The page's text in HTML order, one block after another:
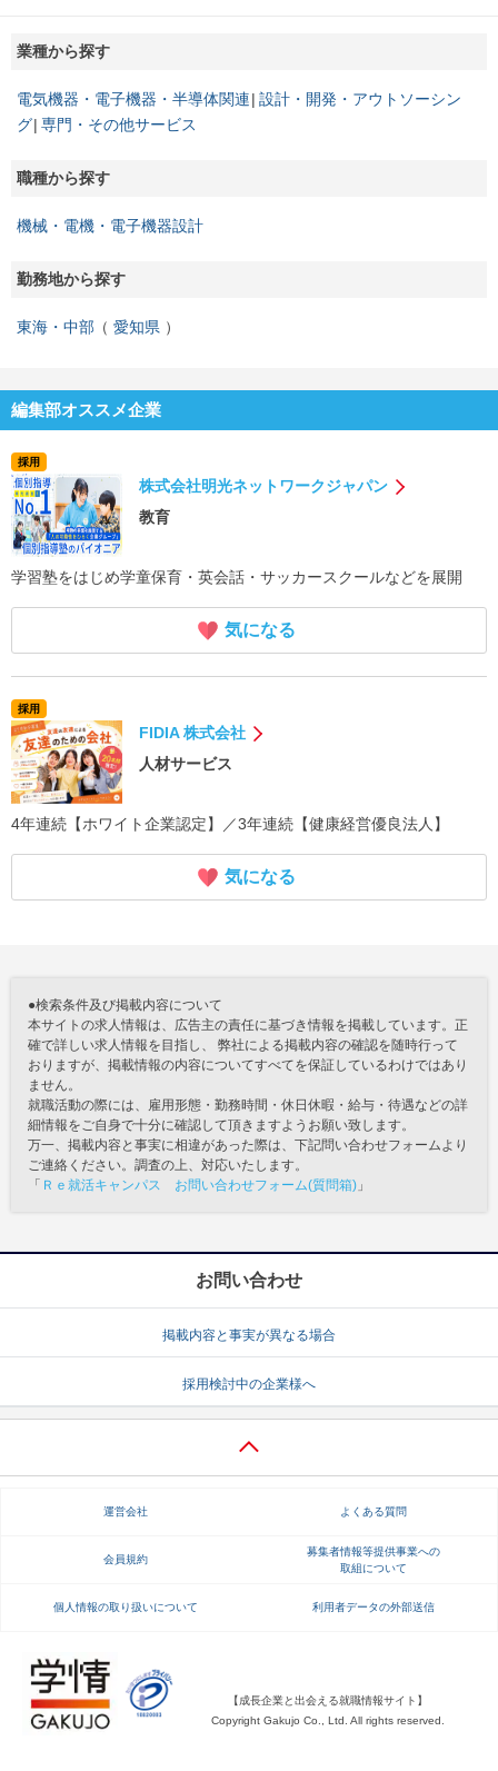
業種から探す
電気機器・電子機器・半導体関連 設計・開発・アウトソーシン
グ 専門・その他サービス
職種から探す
機械・電機・電子機器設計
勤務地から探す
東海・中部 愛知県
編集部オススメ企業
採用
株式会社明光ネットワークジャパン
教育
学習塾をはじめ学童保育・英会話・サッカースクールなどを展開
気になる
採用
FIDIA 株式会社
人材サービス
4年連続【ホワイト企業認定】／3年連続【健康経営優良法人】
気になる
●検索条件及び掲載内容について
本サイトの求人情報は、広告主の責任に基づき情報を掲載しています。正
確で詳しい求人情報を目指し、 弊社による掲載内容の確認を随時行って
おりますが、掲載情報の内容についてすべてを保証しているわけではあり
ません。
就職活動の際には、雇用形態・勤務時間・休日休暇・給与・待遇などの詳
細情報をご自身で十分に確認して頂きますようお願い致します。
万一、掲載内容と事実に相違があった際は、下記問い合わせフォームより
ご連絡ください。調査の上、対応いたします。
「 Ｒｅ就活キャンパス お問い合わせフォーム(質問箱) 」
お問い合わせ
掲載内容と事実が異なる場合
採用検討中の企業様へ
運営会社 よくある質問
会員規約
募集者情報等提供事業への
取組について
個人情報の取り扱いについて 利用者データの外部送信
【成長企業と出会える就職情報サイト】
Copyright Gakujo Co., Ltd. All rights reserved.